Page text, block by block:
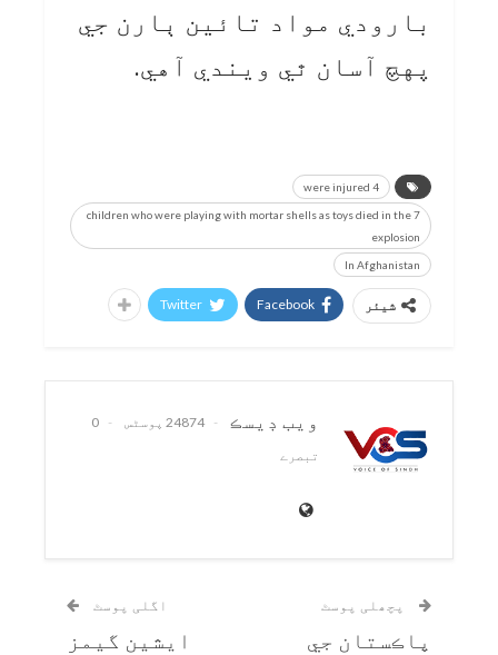
بارودي مواد تائين ٻارن جي
پهچ آسان ٿي ويندي آهي.
4 were injured
7 children who were playing with mortar shells as toys died in the
explosion
In Afghanistan
شیئر Facebook
Twitter
ويب ڊيسڪ 24874 پوسٹس
0
تبصرے
پچھلی پوسٹ
پاڪستان جي
اگلی پوسٹ
ايشين گيمز